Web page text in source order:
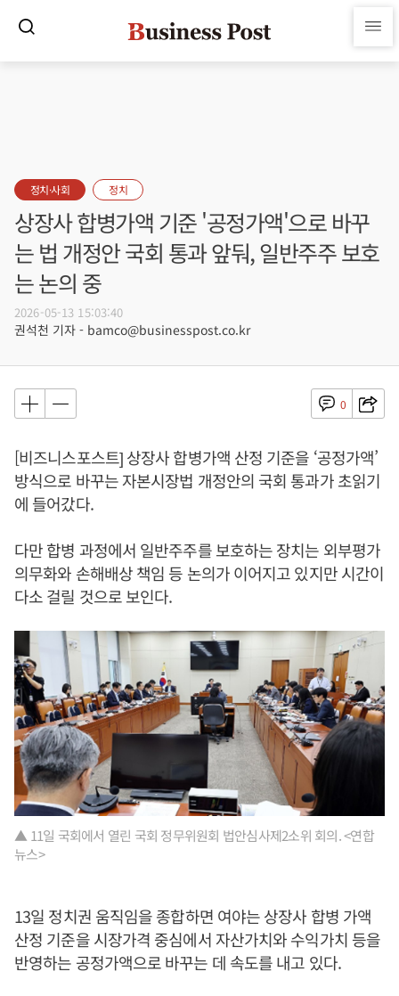
정치·사회 정치
상장사 합병가액 기준 '공정가액'으로 바꾸
는 법 개정안 국회 통과 앞둬, 일반주주 보호
는 논의 중
2026-05-13 15:03:40
권석천 기자 - bamco@businesspost.co.kr
0
[비즈니스포스트] 상장사 합병가액 산정 기준을 ‘공정가액’
방식으로 바꾸는 자본시장법 개정안의 국회 통과가 초읽기
에 들어갔다.
다만 합병 과정에서 일반주주를 보호하는 장치는 외부평가
의무화와 손해배상 책임 등 논의가 이어지고 있지만 시간이
다소 걸릴 것으로 보인다.
▲ 11일 국회에서 열린 국회 정무위원회 법안심사제2소위 회의. <연합
뉴스>
13일 정치권 움직임을 종합하면 여야는 상장사 합병 가액
산정 기준을 시장가격 중심에서 자산가치와 수익가치 등을
반영하는 공정가액으로 바꾸는 데 속도를 내고 있다.